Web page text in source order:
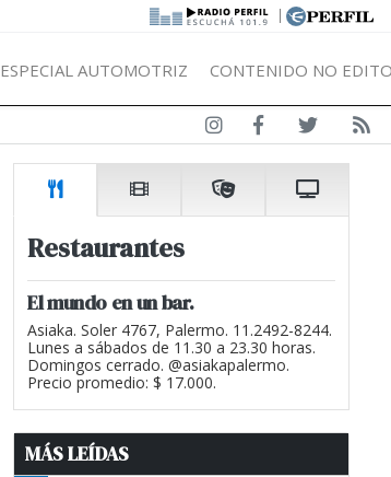
|
ESPECIAL AUTOMOTRIZ CONTENIDO NO
Restaurantes
El mundo en un bar.
Asiaka. Soler 4767, Palermo. 11.2492-8244.
Lunes a sábados de 11.30 a 23.30 horas.
Domingos cerrado. @asiakapalermo.
Precio promedio: $ 17.000.
MÁS LEÍDAS